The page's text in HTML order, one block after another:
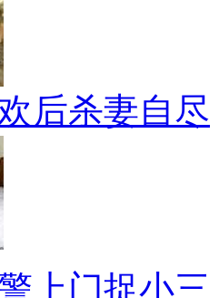
后杀妻自尽
上门捉小三